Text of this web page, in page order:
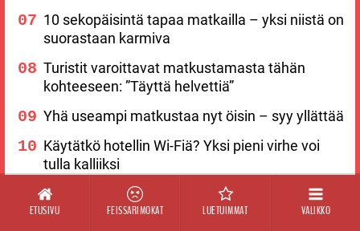
ETUSIVU FEISSARIMOKAT LUETUIMMAT VALIKKO
10 sekopäisintä tapaa matkailla – yksi niistä on
suorastaan karmiva
Turistit varoittavat matkustamasta tähän
kohteeseen: ”Täyttä helvettiä”
Yhä useampi matkustaa nyt öisin – syy yllättää
Käytätkö hotellin Wi-Fiä? Yksi pieni virhe voi
tulla kalliiksi